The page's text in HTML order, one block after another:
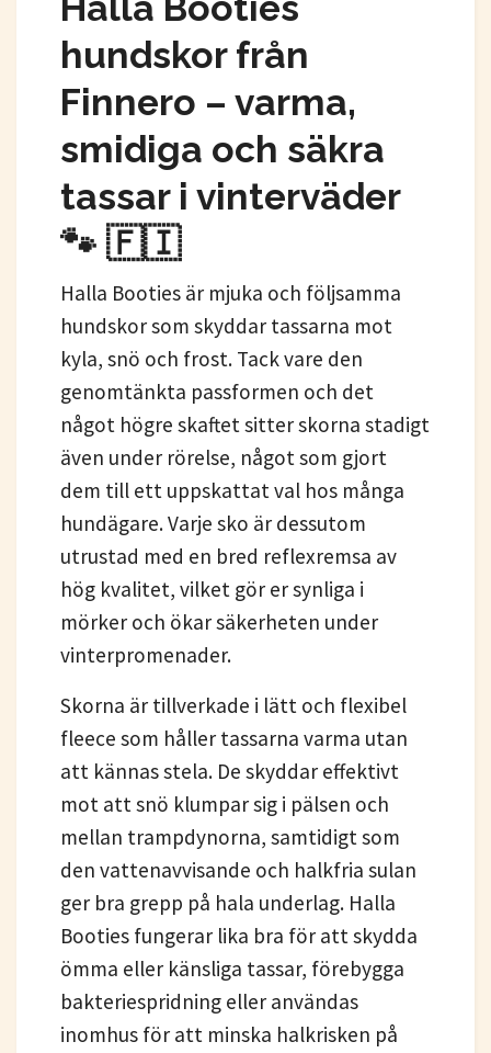
hundskor från
Finnero – varma,
smidiga och säkra
tassar i vinterväder
🐾 🇫🇮
Halla Booties är mjuka och följsamma
hundskor som skyddar tassarna mot
kyla, snö och frost. Tack vare den
genomtänkta passformen och det
något högre skaftet sitter skorna stadigt
även under rörelse, något som gjort
dem till ett uppskattat val hos många
hundägare. Varje sko är dessutom
utrustad med en bred reflexremsa av
hög kvalitet, vilket gör er synliga i
mörker och ökar säkerheten under
vinterpromenader.
Skorna är tillverkade i lätt och flexibel
fleece som håller tassarna varma utan
att kännas stela. De skyddar effektivt
mot att snö klumpar sig i pälsen och
mellan trampdynorna, samtidigt som
den vattenavvisande och halkfria sulan
ger bra grepp på hala underlag. Halla
Booties fungerar lika bra för att skydda
ömma eller känsliga tassar, förebygga
bakteriespridning eller användas
inomhus för att minska halkrisken på